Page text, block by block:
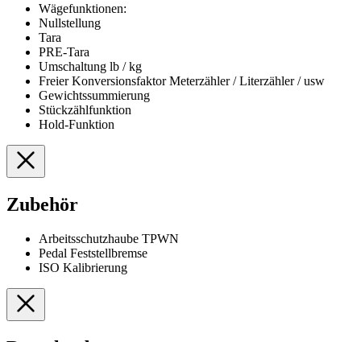
Wägefunktionen:
Nullstellung
Tara
PRE-Tara
Umschaltung lb / kg
Freier Konversionsfaktor Meterzähler / Literzähler / usw
Gewichtssummierung
Stückzählfunktion
Hold-Funktion
Zubehör
Arbeitsschutzhaube TPWN
Pedal Feststellbremse
ISO Kalibrierung